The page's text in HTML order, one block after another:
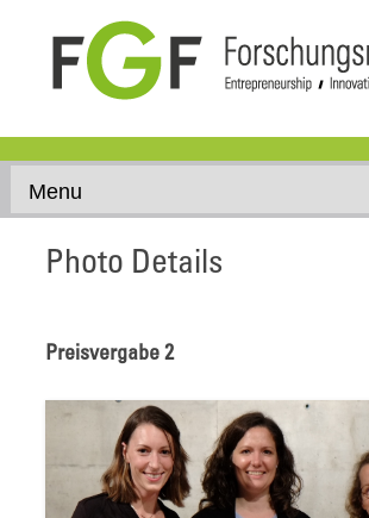
Skip to content
Photo Details
Preisvergabe 2